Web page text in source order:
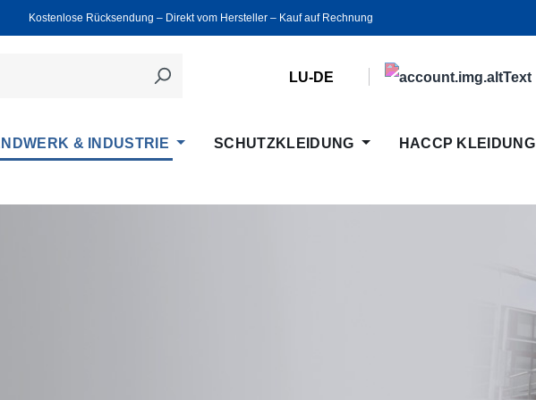
Kostenlose Rücksendung ‒ Direkt vom Hersteller ‒ Kauf auf Rechnung
LU-DE
& INDUSTRIE SCHUTZKLEIDUNG HACCP KLEIDUNG